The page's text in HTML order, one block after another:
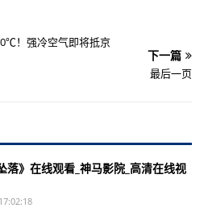
！强冷空气即将抵京
下一篇
最后一页
落》在线观看_神马影院_高清在线视